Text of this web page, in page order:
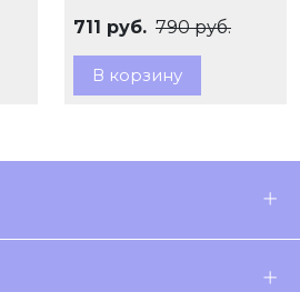
711 руб. 790 руб.
В корзину